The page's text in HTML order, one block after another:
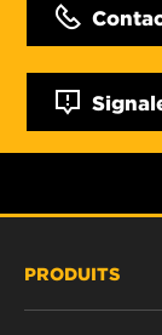
PRODUITS